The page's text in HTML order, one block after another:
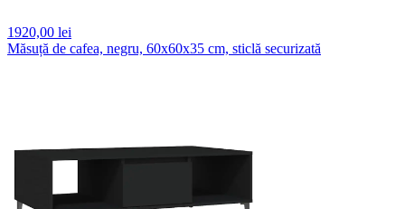
1920,00 lei
Măsuță de cafea, negru, 60x60x35 cm, sticlă securizată